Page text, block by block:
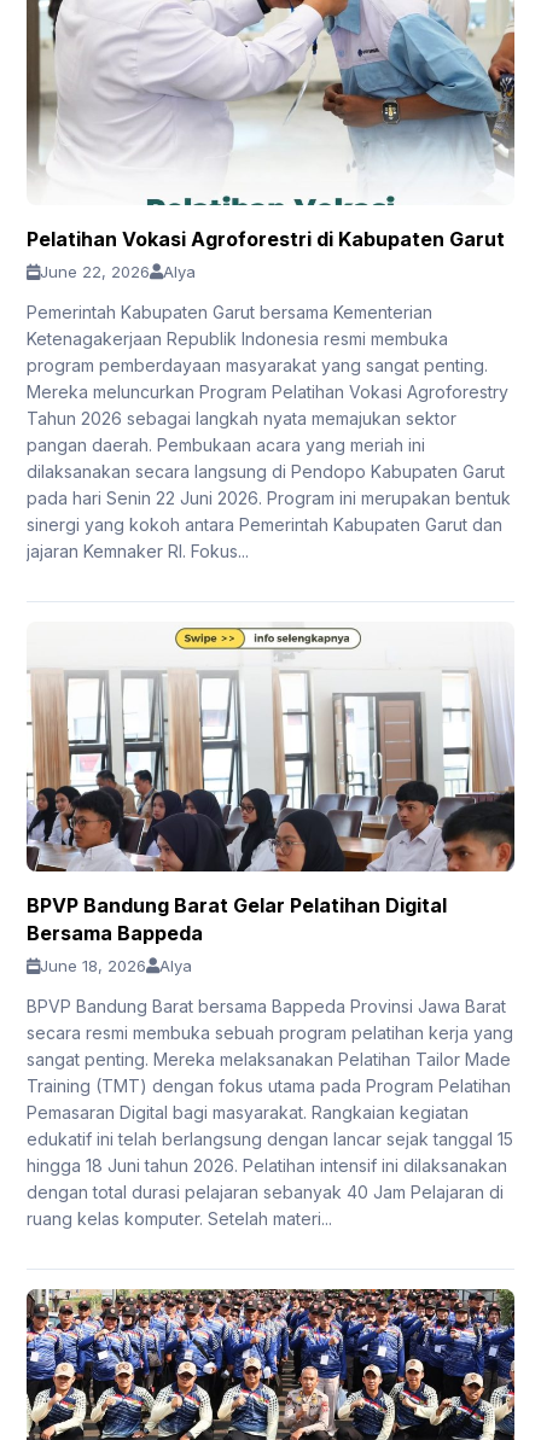
Pelatihan Vokasi Agroforestri di Kabupaten Garut
June 22, 2026 Alya
Pemerintah Kabupaten Garut bersama Kementerian
Ketenagakerjaan Republik Indonesia resmi membuka
program pemberdayaan masyarakat yang sangat penting.
Mereka meluncurkan Program Pelatihan Vokasi Agroforestry
Tahun 2026 sebagai langkah nyata memajukan sektor
pangan daerah. Pembukaan acara yang meriah ini
dilaksanakan secara langsung di Pendopo Kabupaten Garut
pada hari Senin 22 Juni 2026. Program ini merupakan bentuk
sinergi yang kokoh antara Pemerintah Kabupaten Garut dan
jajaran Kemnaker RI. Fokus...
BPVP Bandung Barat Gelar Pelatihan Digital
Bersama Bappeda
June 18, 2026 Alya
BPVP Bandung Barat bersama Bappeda Provinsi Jawa Barat
secara resmi membuka sebuah program pelatihan kerja yang
sangat penting. Mereka melaksanakan Pelatihan Tailor Made
Training (TMT) dengan fokus utama pada Program Pelatihan
Pemasaran Digital bagi masyarakat. Rangkaian kegiatan
edukatif ini telah berlangsung dengan lancar sejak tanggal 15
hingga 18 Juni tahun 2026. Pelatihan intensif ini dilaksanakan
dengan total durasi pelajaran sebanyak 40 Jam Pelajaran di
ruang kelas komputer. Setelah materi...